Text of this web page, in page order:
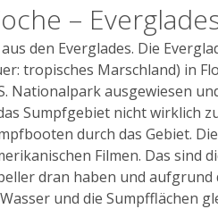
–
den Everglades. Die
tropisches Marschland) in
Nationalpark ausgewiesen
Sumpfgebiet nicht wirklich
durch das Gebiet.
Filmen. Das sind
dran haben und aufgrund
und die Sumpfflächen